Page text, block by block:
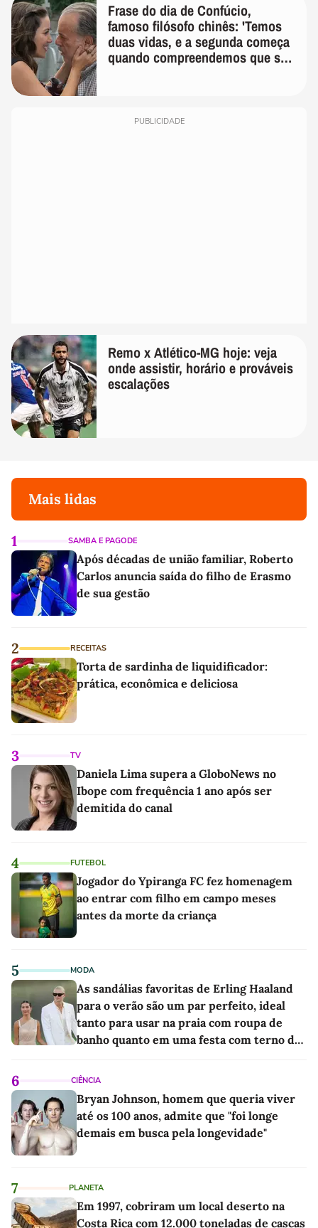
Frase do dia de Confúcio,
famoso filósofo chinês: 'Temos
duas vidas, e a segunda começa
quando compreendemos que só
PUBLICIDADE
Remo x Atlético-MG hoje: veja
onde assistir, horário e prováveis
escalações
Mais lidas
1 SAMBA E PAGODE
Após décadas de união familiar, Roberto
Carlos anuncia saída do filho de Erasmo
de sua gestão
2 RECEITAS
Torta de sardinha de liquidificador:
prática, econômica e deliciosa
3 TV
Daniela Lima supera a GloboNews no
Ibope com frequência 1 ano após ser
demitida do canal
4 FUTEBOL
Jogador do Ypiranga FC fez homenagem
ao entrar com filho em campo meses
antes da morte da criança
5 MODA
As sandálias favoritas de Erling Haaland
para o verão são um par perfeito, ideal
tanto para usar na praia com roupa de
banho quanto em uma festa com terno de
6 CIÊNCIA
Bryan Johnson, homem que queria viver
até os 100 anos, admite que "foi longe
demais em busca pela longevidade"
7 PLANETA
Em 1997, cobriram um local deserto na
Costa Rica com 12.000 toneladas de cascas